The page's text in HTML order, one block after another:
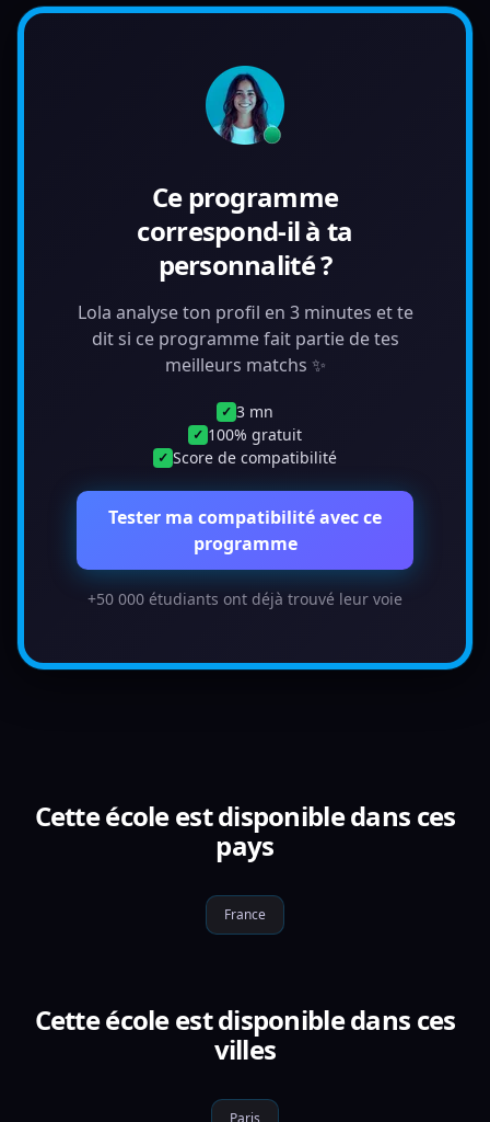
Ce programme
correspond-il à ta
personnalité ?
Lola analyse ton profil en 3 minutes et te
dit si ce programme fait partie de tes
meilleurs matchs ✨
✓ 3 mn
✓ 100% gratuit
✓ Score de compatibilité
Tester ma compatibilité avec ce
programme
+50 000 étudiants ont déjà trouvé leur voie
Cette école est disponible dans ces
pays
France
Cette école est disponible dans ces
villes
Paris